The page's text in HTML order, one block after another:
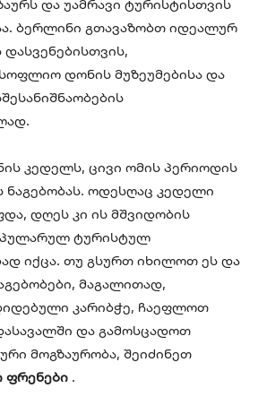
და უამრავი ტურისტისთვის
ბერლინი გთავაზობთ იდეალურ
დონის მუზეუმებისა და
კედელს, ცივი ომის პერიოდის
ნაგებობას. ოდესღაც კედელი
დღეს კი ის მშვიდობის
ტურისტულ
იქცა. თუ გსურთ იხილოთ ეს და
მაგალითად,
კარიბჭე, ჩაეფლოთ
და გამოსცადოთ
მოგზაურობა, შეიძინეთ
ფრენები .